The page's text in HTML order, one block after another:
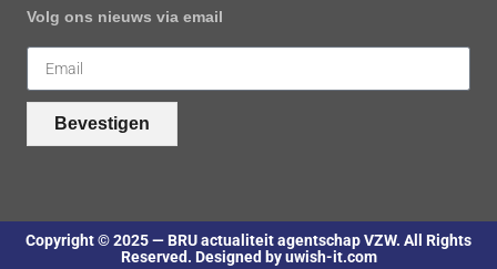
Volg ons nieuws via email
Bevestigen
Copyright © 2025 — BRU actualiteit agentschap VZW. All Rights
Reserved. Designed by uwish-it.com